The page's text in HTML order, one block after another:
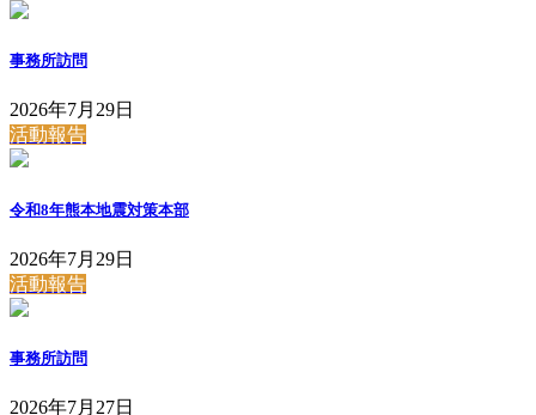
事務所訪問
2026年7月29日
活動報告
令和8年熊本地震対策本部
2026年7月29日
活動報告
事務所訪問
2026年7月27日